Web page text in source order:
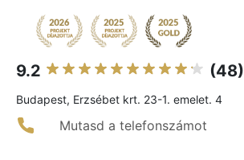
9.2 (48)
Budapest, Erzsébet krt. 23-1. emelet. 4
Mutasd a telefonszámot